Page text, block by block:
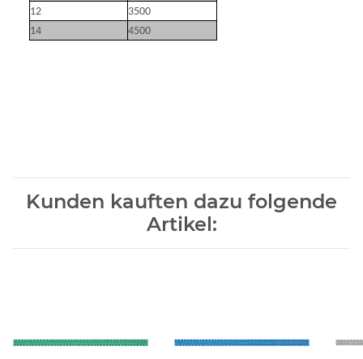
12
3500
14
4500
Kunden kauften dazu folgende
Artikel: